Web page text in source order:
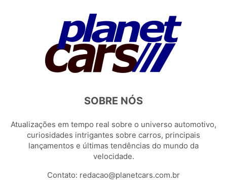
SOBRE NÓS
Atualizações em tempo real sobre o universo automotivo,
curiosidades intrigantes sobre carros, principais
lançamentos e últimas tendências do mundo da
velocidade.
Contato: redacao@planetcars.com.br